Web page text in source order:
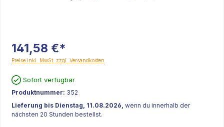
141,58 €*
Preise inkl. MwSt. zzgl. Versandkosten
Sofort verfügbar
Produktnummer: 352
Lieferung bis Dienstag, 11.08.2026, wenn du innerhalb der
nächsten 20 Stunden bestellst.